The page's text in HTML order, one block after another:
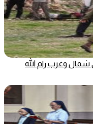
وغرب رام الله